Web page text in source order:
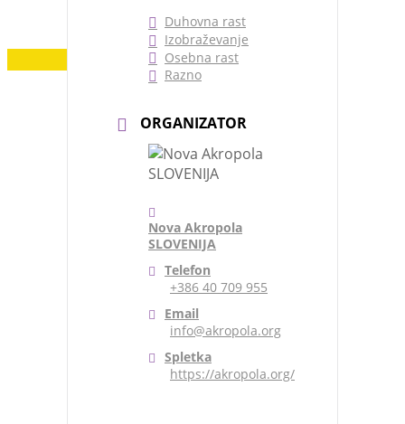
Dodaj vsebino
Duhovna rast
Izobraževanje
Osebna rast
Razno
ORGANIZATOR
Nova Akropola
SLOVENIJA
Telefon
+386 40 709 955
Email
info@akropola.org
Spletka
https://akropola.org/